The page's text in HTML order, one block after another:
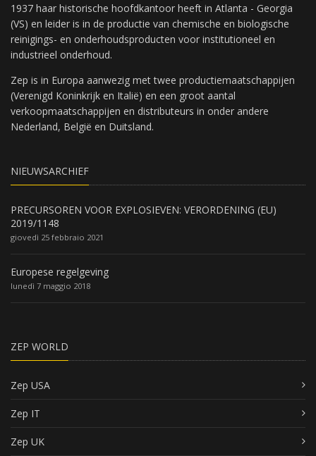
1937 haar historische hoofdkantoor heeft in Atlanta - Georgia
(VS) en leider is in de productie van chemische en biologische
reinigings- en onderhoudsproducten voor institutioneel en
industrieel onderhoud.
Zep is in Europa aanwezig met twee productiemaatschappijen
(Verenigd Koninkrijk en Italië) en een groot aantal
verkoopmaatschappijen en distributeurs in onder andere
Nederland, België en Duitsland.
NIEUWSARCHIEF
PRECURSOREN VOOR EXPLOSIEVEN: VERORDENING (EU)
2019/1148
giovedì 25 febbraio 2021
Europese regelgeving
lunedì 7 maggio 2018
ZEP WORLD
Zep USA
Zep IT
Zep UK